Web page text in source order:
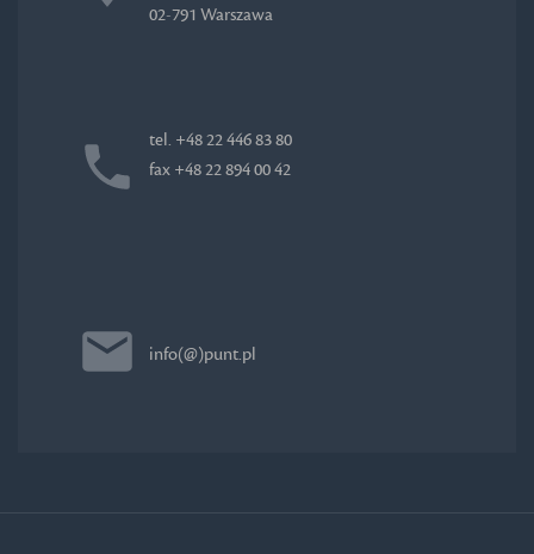
02-791 Warszawa
tel. +48 22 446 83 80
fax +48 22 894 00 42
info(@)punt.pl